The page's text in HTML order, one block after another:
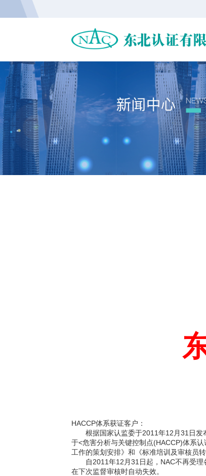
HACCP体系获证客户：
根据国家认监委于2011年12月31日
于<危害分析与关键控制点(HACCP)体系
工作的策划安排》和《标准培训及审核员
自2011年12月31日起，NAC不再受
在下次监督审核时自动失效。